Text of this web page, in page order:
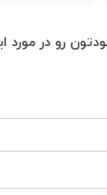
رو در مورد